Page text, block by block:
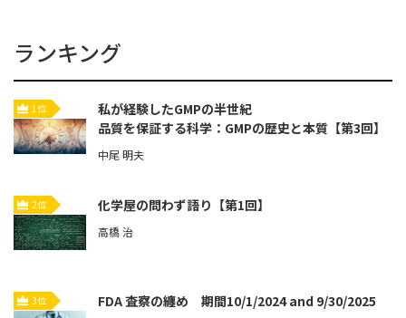
ランキング
1位
私が経験したGMPの半世紀
品質を保証する科学：GMPの歴史と本質【第3回】
中尾 明夫
2位 化学屋の問わず語り【第1回】
高橋 治
3位 FDA 査察の纏め 期間10/1/2024 and 9/30/2025